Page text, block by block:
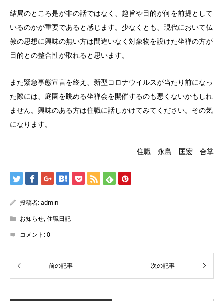
結局のところ是が非の話ではなく、趣旨や目的が何を前提として
いるのかが重要であると感じます。少なくとも、現代において仏
教の思想に興味の無い方は間違いなく対象物を設けた坐禅の方が
目的との整合性が取れると思います。
また緊急事態宣言を終え、新型コロナウイルスが当たり前になっ
た際には、庭園を眺める坐禅会を開催するのも悪くないかもしれ
ません。興味のある方は住職に話しかけてみてください。その気
になります。
住職 永島 匡宏 合掌
投稿者:admin
お知らせ,住職日記
コメント:0